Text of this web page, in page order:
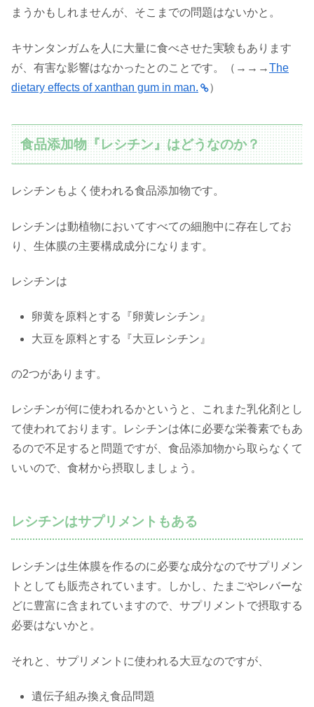
まうかもしれませんが、そこまでの問題はないかと。
キサンタンガムを人に大量に食べさせた実験もあります
が、有害な影響はなかったとのことです。（→→→The
dietary effects of xanthan gum in man.
）
食品添加物『レシチン』はどうなのか？
レシチンもよく使われる食品添加物です。
レシチンは動植物においてすべての細胞中に存在してお
り、生体膜の主要構成成分になります。
レシチンは
卵黄を原料とする『卵黄レシチン』
大豆を原料とする『大豆レシチン』
の2つがあります。
レシチンが何に使われるかというと、これまた乳化剤とし
て使われております。レシチンは体に必要な栄養素でもあ
るので不足すると問題ですが、食品添加物から取らなくて
いいので、食材から摂取しましょう。
レシチンはサプリメントもある
レシチンは生体膜を作るのに必要な成分なのでサプリメン
トとしても販売されています。しかし、たまごやレバーな
どに豊富に含まれていますので、サプリメントで摂取する
必要はないかと。
それと、サプリメントに使われる大豆なのですが、
遺伝子組み換え食品問題